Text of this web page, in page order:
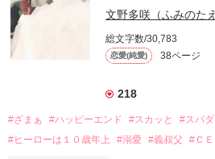
ステータス 全て 完結
長編 中編
コンテスト
文野多咲（ふみのたえ
総文字数/30,783
恋愛(純愛) 38ページ
218
#ざまぁ #ハッピーエンド #スカッと #スパダ
#ヒーローは１０歳年上
#溺愛 #義叔父 #ＣＥ